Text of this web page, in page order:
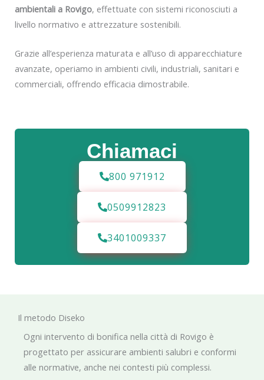
Chiamaci
800 971912
0509912823
3401009337
ambientali a Rovigo, effettuate con sistemi riconosciuti a
livello normativo e attrezzature sostenibili.
Grazie all’esperienza maturata e all’uso di apparecchiature
avanzate, operiamo in ambienti civili, industriali, sanitari e
commerciali, offrendo efficacia dimostrabile.
Il metodo Diseko
Ogni intervento di bonifica nella città di Rovigo è
progettato per assicurare ambienti salubri e conformi
alle normative, anche nei contesti più complessi.